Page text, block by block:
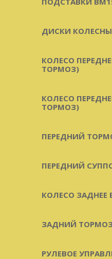
ДИСКИ
КОЛЕСО
ТОРМОЗ)
КОЛЕСО
ТОРМОЗ)
ПЕРЕДНИЙ
ПЕРЕДНИЙ
КОЛЕСО ЗАДНЕЕ
ЗАДНИЙ ТОРМОЗ
РУЛЕВОЕ